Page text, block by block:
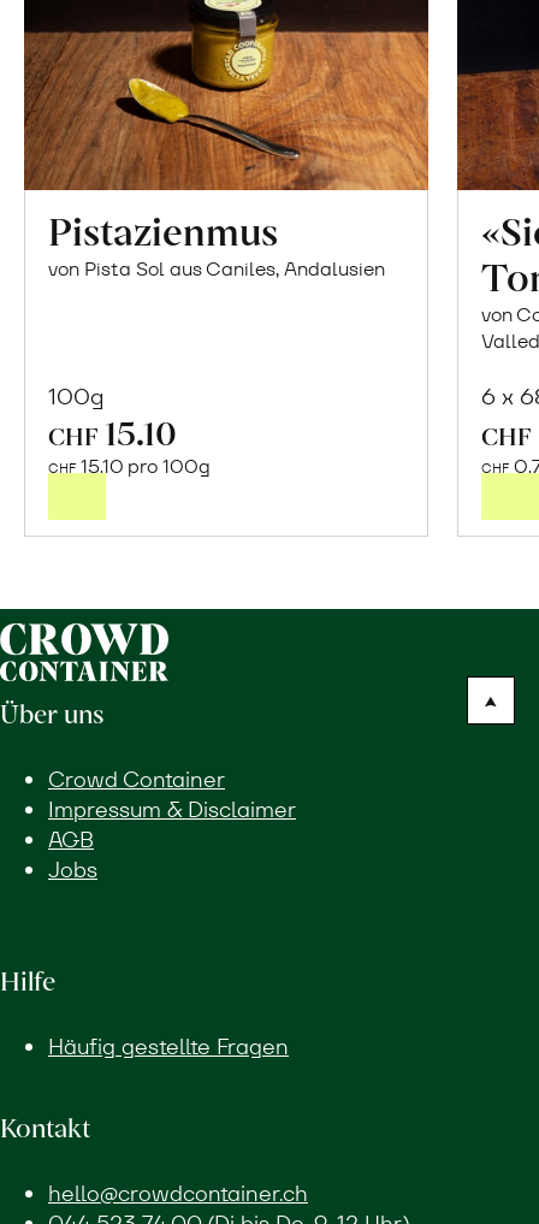
Pistazienmus
von Pista Sol aus Caniles, Andalusien
100g
CHF 15.10
CHF15.10 pro 100gden
von
6 x
CHF
CHF
Über uns
Crowd Container
Impressum & Disclaimer
AGB
Jobs
Hilfe
Häufig gestellte Fragen
Kontakt
hello@crowdcontainer.ch